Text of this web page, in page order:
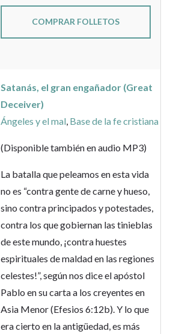
COMPRAR FOLLETOS
Satanás, el gran engañador (Great
Deceiver)
Ángeles y el mal, Base de la fe cristiana
(Disponible también en audio MP3)
La batalla que peleamos en esta vida
no es “contra gente de carne y hueso,
sino contra principados y potestades,
contra los que gobiernan las tinieblas
de este mundo, ¡contra huestes
espirituales de maldad en las regiones
celestes!”, según nos dice el apóstol
Pablo en su carta a los creyentes en
Asia Menor (Efesios 6:12b). Y lo que
era cierto en la antigüedad, es más